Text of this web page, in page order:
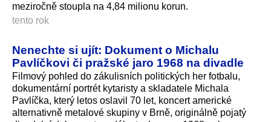
meziročně stoupla na 4,84 milionu korun.
tento rok
Nenechte si ujít: Dokument o Michalu
Pavlíčkovi či pražské jaro 1968 na divadle
Filmový pohled do zákulisních politických her fotbalu,
dokumentární portrét kytaristy a skladatele Michala
Pavlíčka, který letos oslavil 70 let, koncert americké
alternativně metalové skupiny v Brně, originálně pojatý